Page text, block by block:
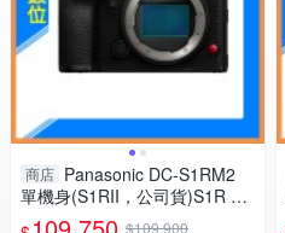
商店 Panasonic DC-S1RM2
單機身(S1RII，公司貨)S1R Ma
rk II S1R2
$109,900